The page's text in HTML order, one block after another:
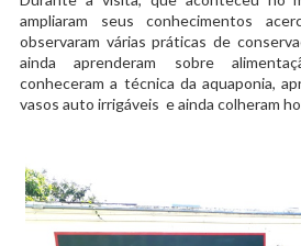
ampliaram seus conhecimentos
observaram várias práticas de
ainda aprenderam sobre
conheceram a técnica da aquaponia,
vasos auto irrigáveis e ainda colheram